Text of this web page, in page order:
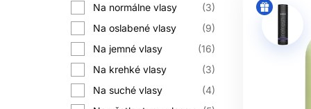
Na normálne vlasy
3
Na oslabené vlasy
9
Na jemné vlasy
16
Na krehké vlasy
3
Na suché vlasy
4